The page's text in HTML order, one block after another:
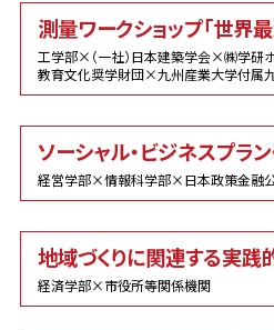
測量ワークショップ「世界
工学部×（一社）日本建築学会×㈱学研
教育文化奨学財団×九州産業大学付属
ソーシャル・ビジネスプラ
経営学部×情報科学部×日本政策金融
地域づくりに関連する実
経済学部×市役所等関係機関